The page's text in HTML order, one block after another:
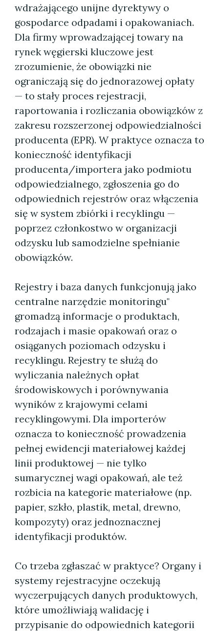
wdrażającego unijne dyrektywy o
gospodarce odpadami i opakowaniach.
Dla firmy wprowadzającej towary na
rynek węgierski kluczowe jest
zrozumienie, że obowiązki nie
ograniczają się do jednorazowej opłaty
— to stały proces rejestracji,
raportowania i rozliczania obowiązków z
zakresu rozszerzonej odpowiedzialności
producenta (EPR). W praktyce oznacza to
konieczność identyfikacji
producenta/importera jako podmiotu
odpowiedzialnego, zgłoszenia go do
odpowiednich rejestrów oraz włączenia
się w system zbiórki i recyklingu —
poprzez członkostwo w organizacji
odzysku lub samodzielne spełnianie
obowiązków.
Rejestry i baza danych funkcjonują jako
centralne narzędzie monitoringu"
gromadzą informacje o produktach,
rodzajach i masie opakowań oraz o
osiąganych poziomach odzysku i
recyklingu. Rejestry te służą do
wyliczania należnych opłat
środowiskowych i porównywania
wyników z krajowymi celami
recyklingowymi. Dla importerów
oznacza to konieczność prowadzenia
pełnej ewidencji materiałowej każdej
linii produktowej — nie tylko
sumarycznej wagi opakowań, ale też
rozbicia na kategorie materiałowe (np.
papier, szkło, plastik, metal, drewno,
kompozyty) oraz jednoznacznej
identyfikacji produktów.
Co trzeba zgłaszać w praktyce? Organy i
systemy rejestracyjne oczekują
wyczerpujących danych produktowych,
które umożliwiają walidację i
przypisanie do odpowiednich kategorii